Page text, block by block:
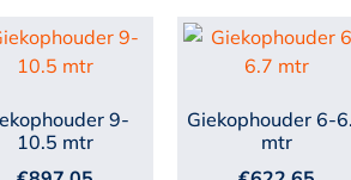
9-
10.5 mtr
Giekophouder 6-
mtr